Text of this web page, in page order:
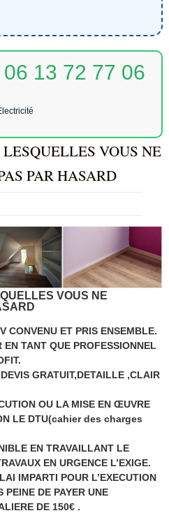
13 72 77 06
VOUS NE
PAR HASARD
VOUS NE
CONVENU ET PRIS ENSEMBLE.
EN TANT QUE PROFESSIONNEL
GRATUIT,DETAILLE ,CLAIR
OU LA MISE EN ŒUVRE
LE DTU(cahier des charges
EN TRAVAILLANT LE
EN URGENCE L’EXIGE.
IMPARTI POUR L’EXECUTION
PEINE DE PAYER UNE
DE 150€ .